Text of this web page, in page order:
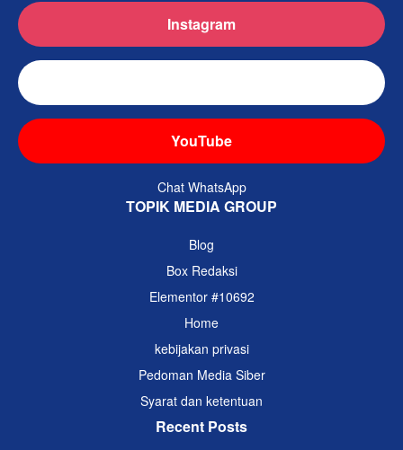
Instagram
YouTube
Chat WhatsApp
TOPIK MEDIA GROUP
Blog
Box Redaksi
Elementor #10692
Home
kebijakan privasi
Pedoman Media Siber
Syarat dan ketentuan
Recent Posts